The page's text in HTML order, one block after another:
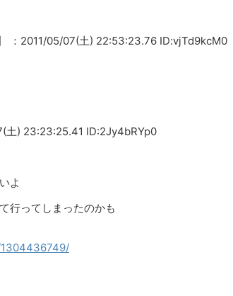
：2011/05/07(土) 22:53:23.76 ID:vjTd9kcM0
土) 23:23:25.41 ID:2Jy4bRYp0
よ
行ってしまったのかも